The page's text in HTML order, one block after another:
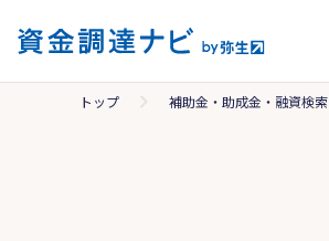
トップ 補助金・助成金・融資検索